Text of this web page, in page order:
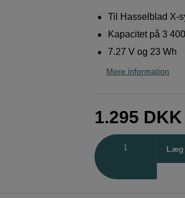
Til Hasselblad X-
Kapacitet på 3
7.27 V og 23 Wh
Mere information
1.295 DKK
Læg